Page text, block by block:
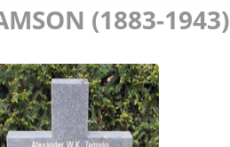
(1883-1943)